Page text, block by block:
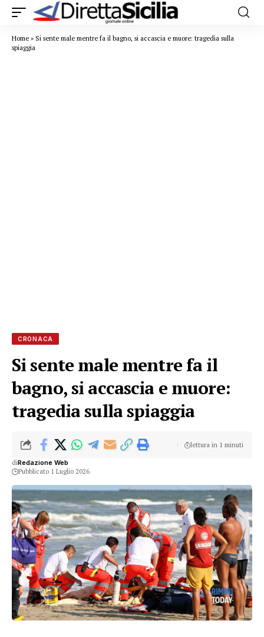
Home » Si sente male mentre fa il bagno, si accascia e muore: tragedia sulla
spiaggia
CRONACA
Si sente male mentre fa il
bagno, si accascia e muore:
tragedia sulla spiaggia
diRedazione Web
Pubblicato 1 Luglio 2026
lettura in 1 minuti